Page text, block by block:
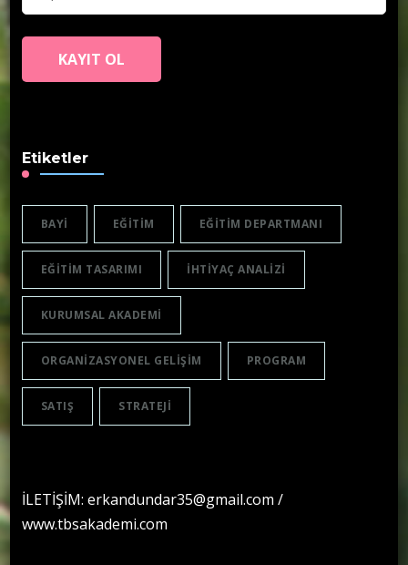
Etiketler
BAYI EĞITIM EĞITIM DEPARTMANI
EĞITIM TASARIMI IHTIYAÇ ANALIZI
KURUMSAL AKADEMI
ORGANIZASYONEL GELIŞIM PROGRAM
SATIŞ STRATEJI
İLETİŞİM: erkandundar35@gmail.com /
www.tbsakademi.com